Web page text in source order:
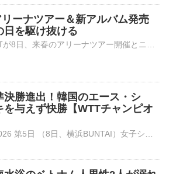
ーナツアー＆新アルバム発売
を駆け抜ける
勝進出！韓国のエース・シ
与えず快勝【WTTチャンピオ